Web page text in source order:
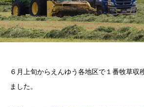
６月上旬からえんゆう各地区で１番牧草収
ました。